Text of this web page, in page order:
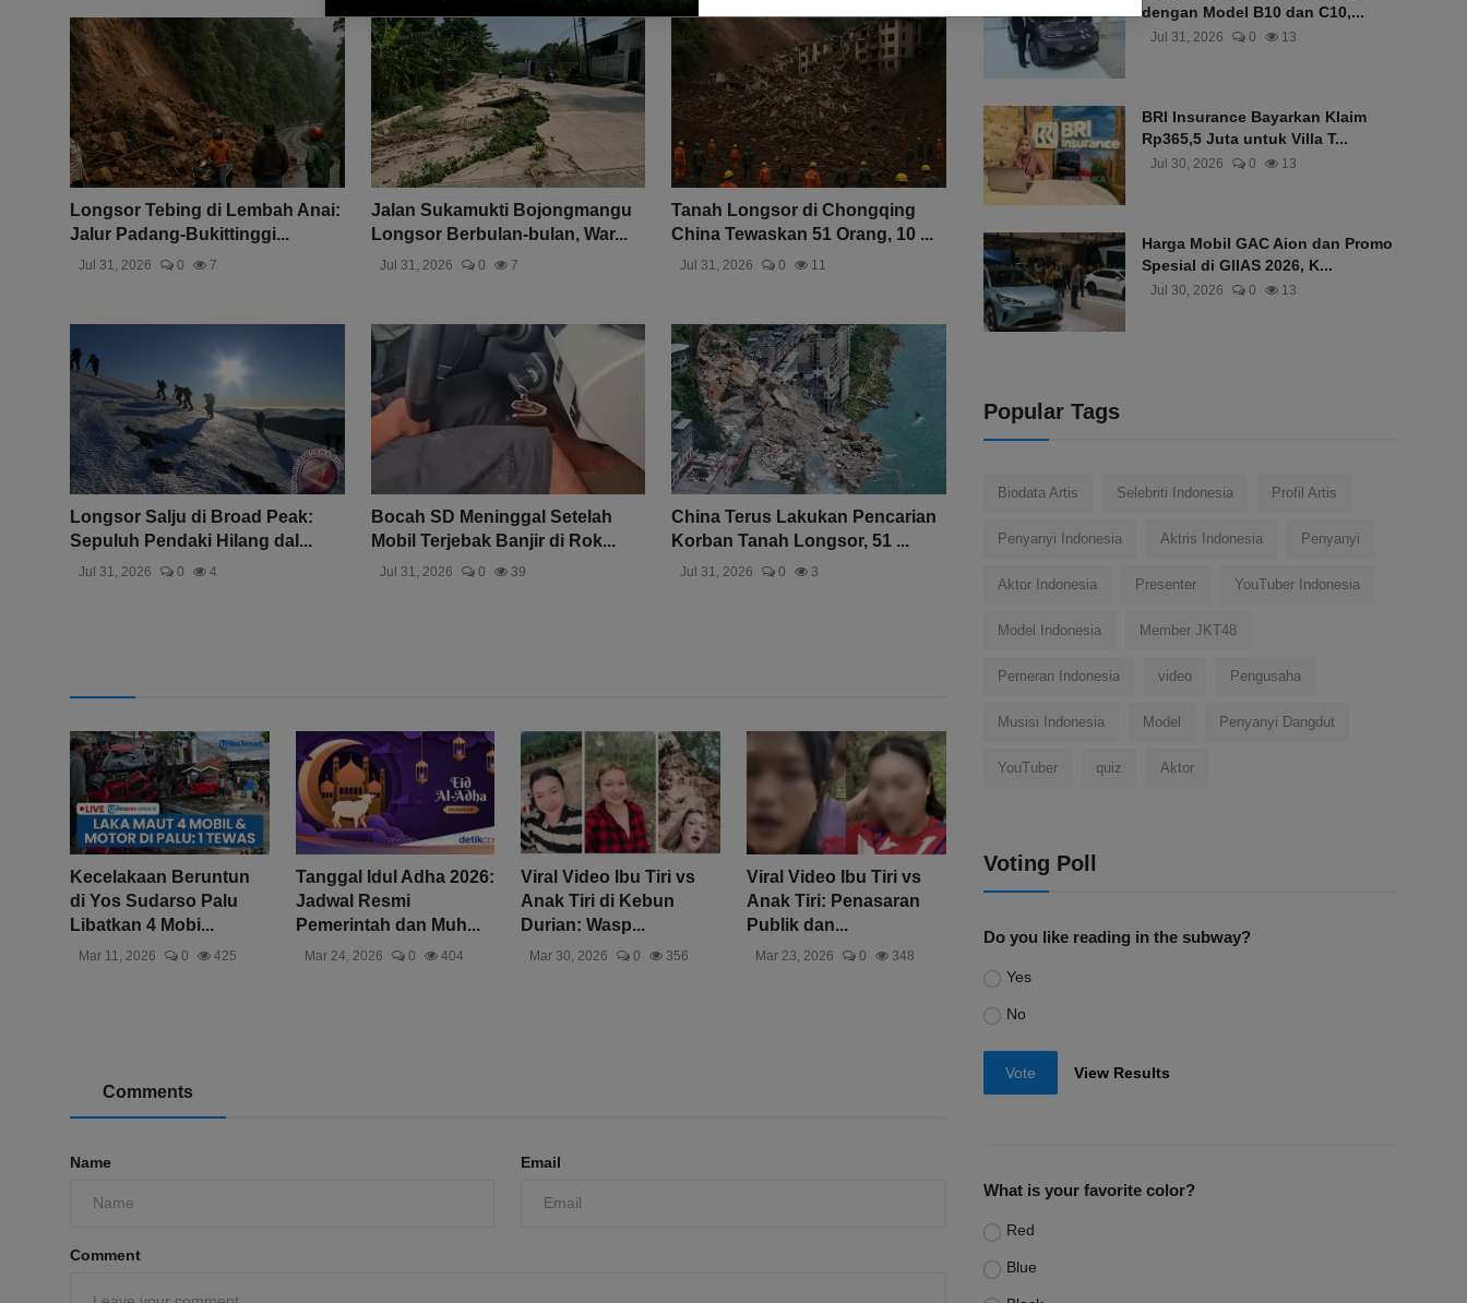
Longsor Tebing di Lembah Anai:
Jalur Padang-Bukittinggi...
Jul 31, 2026 0 7
Jalan Sukamukti Bojongmangu
Longsor Berbulan-bulan, War...
Jul 31, 2026 0 7
Tanah Longsor di Chongqing
China Tewaskan 51 Orang, 10 ...
Jul 31, 2026 0 11
Longsor Salju di Broad Peak:
Sepuluh Pendaki Hilang dal...
Jul 31, 2026 0 4
Bocah SD Meninggal Setelah
Mobil Terjebak Banjir di Rok...
Jul 31, 2026 0 39
China Terus Lakukan Pencarian
Korban Tanah Longsor, 51 ...
Jul 31, 2026 0 3
Kecelakaan Beruntun
di Yos Sudarso Palu
Libatkan 4 Mobi...
Mar 11, 2026 0 425
Tanggal Idul Adha 2026:
Jadwal Resmi
Pemerintah dan Muh...
Mar 24, 2026 0 404
Viral Video Ibu Tiri vs
Anak Tiri di Kebun
Durian: Wasp...
Mar 30, 2026 0 356
Viral Video Ibu Tiri vs
Anak Tiri: Penasaran
Publik dan...
Mar 23, 2026 0 348
Comments
Name Email
Comment
dengan Model B10 dan C10,...
Jul 31, 2026 0 13
BRI Insurance Bayarkan Klaim
Rp365,5 Juta untuk Villa T...
Jul 30, 2026 0 13
Harga Mobil GAC Aion dan Promo
Spesial di GIIAS 2026, K...
Jul 30, 2026 0 13
Popular Tags
Biodata Artis Selebriti Indonesia Profil Artis
Penyanyi Indonesia Aktris Indonesia Penyanyi
Aktor Indonesia Presenter YouTuber Indonesia
Model Indonesia Member JKT48
Pemeran Indonesia video Pengusaha
Musisi Indonesia Model Penyanyi Dangdut
YouTuber quiz Aktor
Voting Poll
Do you like reading in the subway?
Yes
No
Vote View Results
What is your favorite color?
Red
Blue